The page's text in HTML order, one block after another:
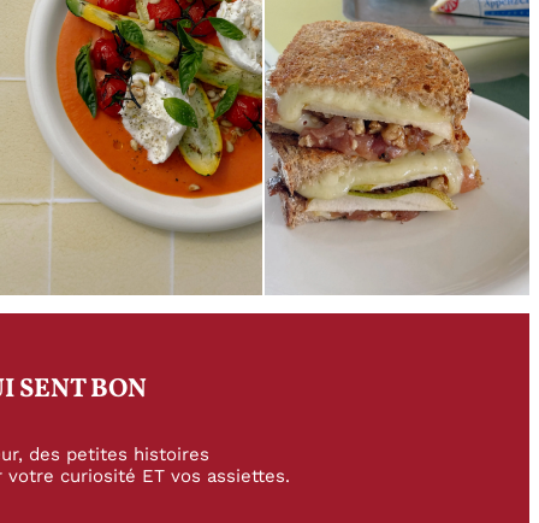
SENT BON
des petites histoires
curiosité ET vos assiettes.